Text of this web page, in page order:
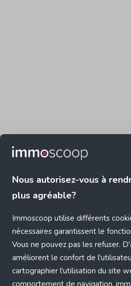
Nous autorisez-vous à
plus agréable?
Immoscoop utilise différents
nécessaires garantissent le
Vous ne pouvez pas les refuser.
améliorent le confort de
cartographier l'utilisation du site
comportement de navigation,
Application error: a client-side
browser console for more information)